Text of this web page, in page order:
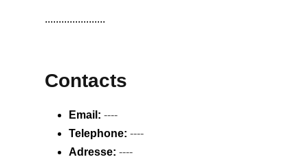
......................
Contacts
Email: ----
Telephone: ----
Adresse: ----